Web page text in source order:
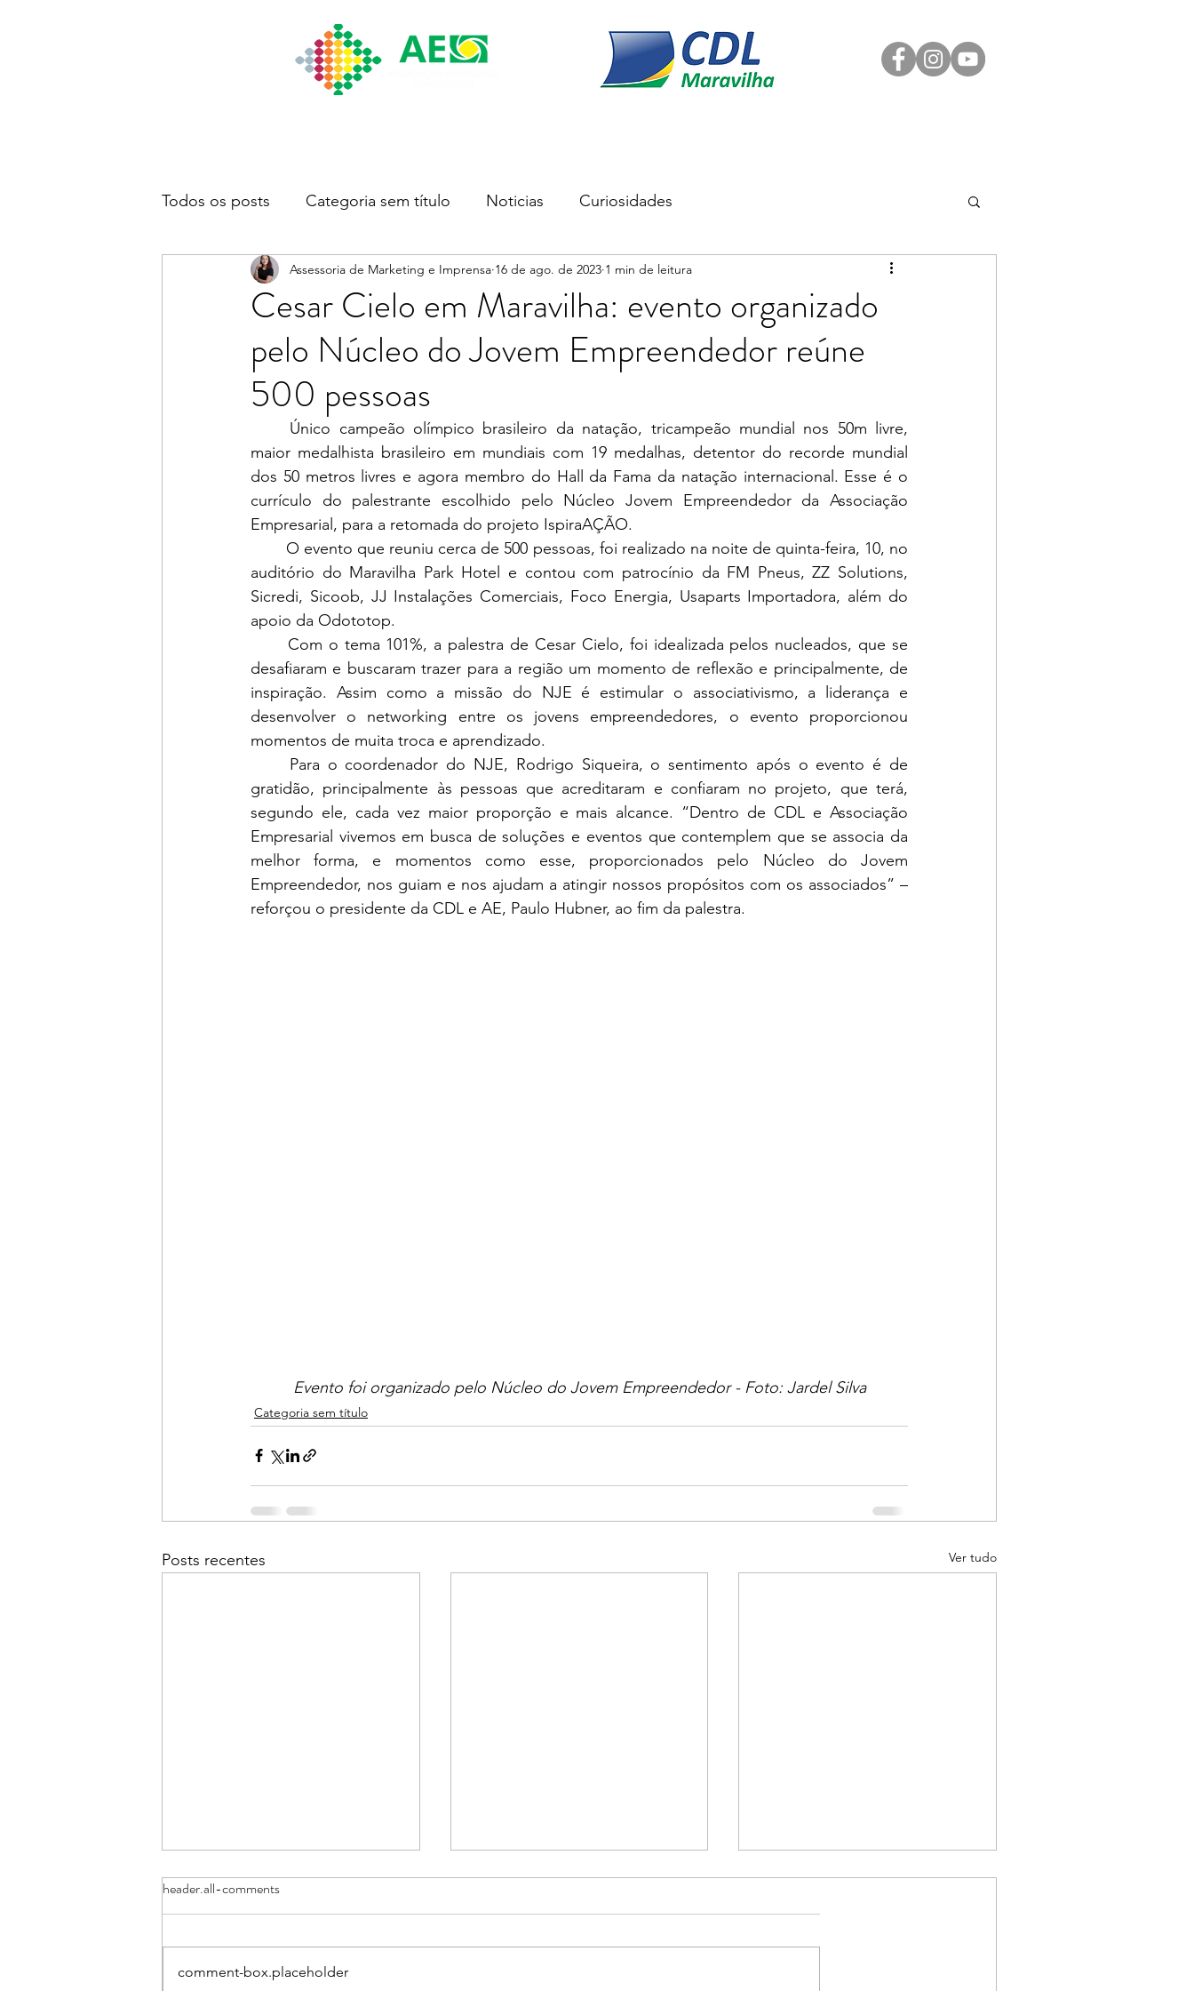
Todos os posts Categoria sem título Noticias Curiosidades
Cesar Cielo em Maravilha: evento organizado
pelo Núcleo do Jovem Empreendedor reúne
500 pessoas
Assessoria de Marketing e Imprensa 16 de ago. de 2023 1 min de leitura
maior medalhista brasileiro em mundiais com 19 medalhas, detentor do recorde mundial
dos 50 metros livres e agora membro do Hall da Fama da natação internacional. Esse é o
currículo do palestrante escolhido pelo Núcleo Jovem Empreendedor da Associação
Empresarial, para a retomada do projeto IspiraAÇÃO.
auditório do Maravilha Park Hotel e contou com patrocínio da FM Pneus, ZZ Solutions,
Sicredi, Sicoob, JJ Instalações Comerciais, Foco Energia, Usaparts Importadora, além do
apoio da Odototop.
desafiaram e buscaram trazer para a região um momento de reflexão e principalmente, de
inspiração. Assim como a missão do NJE é estimular o associativismo, a liderança e
desenvolver o networking entre os jovens empreendedores, o evento proporcionou
momentos de muita troca e aprendizado.
gratidão, principalmente às pessoas que acreditaram e confiaram no projeto, que terá,
segundo ele, cada vez maior proporção e mais alcance. “Dentro de CDL e Associação
Empresarial vivemos em busca de soluções e eventos que contemplem que se associa da
melhor forma, e momentos como esse, proporcionados pelo Núcleo do Jovem
Empreendedor, nos guiam e nos ajudam a atingir nossos propósitos com os associados” –
reforçou o presidente da CDL e AE, Paulo Hubner, ao fim da palestra.
Evento foi organizado pelo Núcleo do Jovem Empreendedor - Foto: Jardel Silva
Categoria sem título
Posts recentes Ver tudo
header.all-comments
comment-box.placeholder